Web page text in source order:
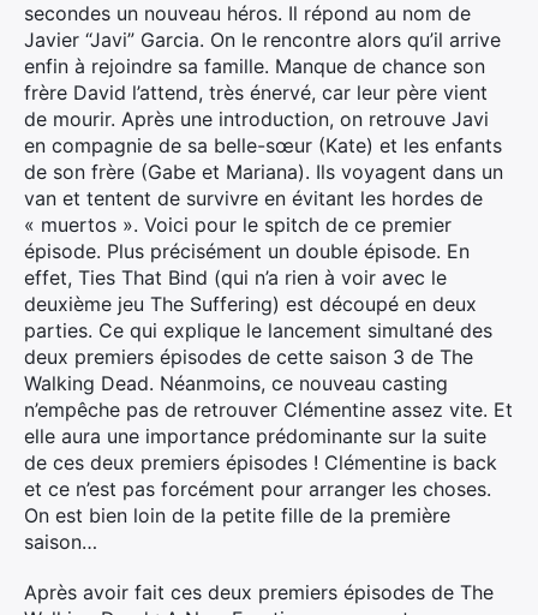
secondes un nouveau héros. Il répond au nom de
Javier “Javi” Garcia. On le rencontre alors qu’il arrive
enfin à rejoindre sa famille. Manque de chance son
frère David l’attend, très énervé, car leur père vient
de mourir. Après une introduction, on retrouve Javi
en compagnie de sa belle-sœur (Kate) et les enfants
de son frère (Gabe et Mariana). Ils voyagent dans un
van et tentent de survivre en évitant les hordes de
« muertos ». Voici pour le spitch de ce premier
épisode. Plus précisément un double épisode. En
effet, Ties That Bind (qui n’a rien à voir avec le
deuxième jeu The Suffering) est découpé en deux
parties. Ce qui explique le lancement simultané des
deux premiers épisodes de cette saison 3 de The
Walking Dead. Néanmoins, ce nouveau casting
n’empêche pas de retrouver Clémentine assez vite. Et
elle aura une importance prédominante sur la suite
de ces deux premiers épisodes ! Clémentine is back
et ce n’est pas forcément pour arranger les choses.
On est bien loin de la petite fille de la première
saison…
Après avoir fait ces deux premiers épisodes de The